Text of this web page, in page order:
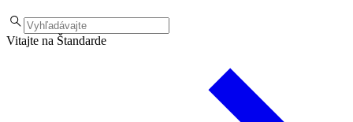
Vitajte na Štandarde